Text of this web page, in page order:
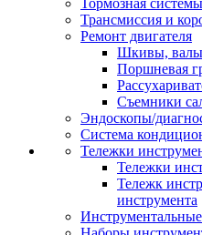
Тормозная системы
Трансмиссия и
Ремонт двигателя
Шкивы,
Поршневая
Съемники
Эндоскопы/
Система
Тележки
Тележки
Тележк
инструмента